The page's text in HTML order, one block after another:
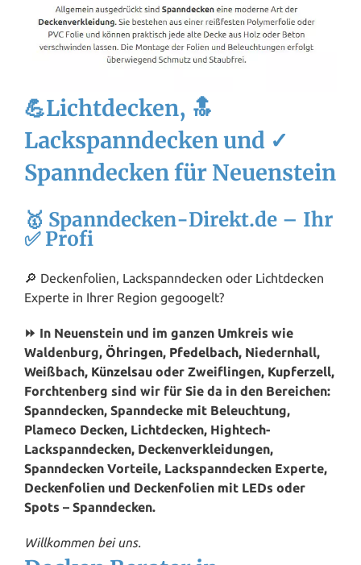
💪Lichtdecken, 🔝
Lackspanndecken und ✓
Spanndecken für Neuenstein
🥇 Spanndecken-Direkt.de – Ihr
✅ Profi
🔎 Deckenfolien, Lackspanndecken oder Lichtdecken
Experte in Ihrer Region gegoogelt?
⏩ In Neuenstein und im ganzen Umkreis wie
Waldenburg, Öhringen, Pfedelbach, Niedernhall,
Weißbach, Künzelsau oder Zweiflingen, Kupferzell,
Forchtenberg sind wir für Sie da in den Bereichen:
Spanndecken, Spanndecke mit Beleuchtung,
Plameco Decken, Lichtdecken, Hightech-
Lackspanndecken, Deckenverkleidungen,
Spanndecken Vorteile, Lackspanndecken Experte,
Deckenfolien und Deckenfolien mit LEDs oder
Spots – Spanndecken.
Willkommen bei uns.